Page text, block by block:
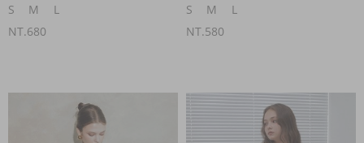
S
M
L
NT.680
S
M
L
NT.580